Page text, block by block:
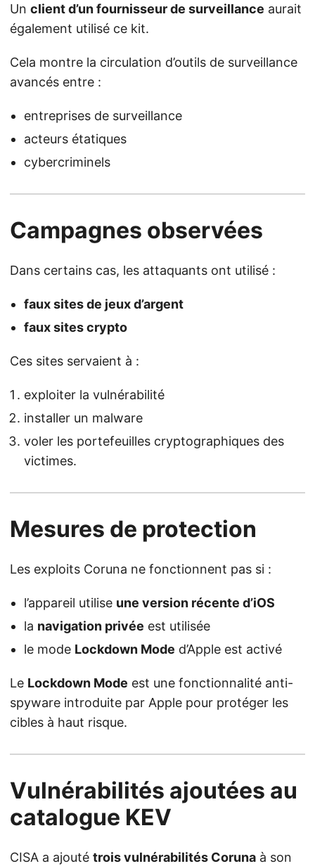
Un client d’un fournisseur de surveillance aurait
également utilisé ce kit.
Cela montre la circulation d’outils de surveillance
avancés entre :
entreprises de surveillance
acteurs étatiques
cybercriminels
Campagnes observées
Dans certains cas, les attaquants ont utilisé :
faux sites de jeux d’argent
faux sites crypto
Ces sites servaient à :
exploiter la vulnérabilité
installer un malware
voler les portefeuilles cryptographiques des
victimes.
Mesures de protection
Les exploits Coruna ne fonctionnent pas si :
l’appareil utilise une version récente d’iOS
la navigation privée est utilisée
le mode Lockdown Mode d’Apple est activé
Le Lockdown Mode est une fonctionnalité anti-
spyware introduite par Apple pour protéger les
cibles à haut risque.
Vulnérabilités ajoutées au
catalogue KEV
CISA a ajouté trois vulnérabilités Coruna à son